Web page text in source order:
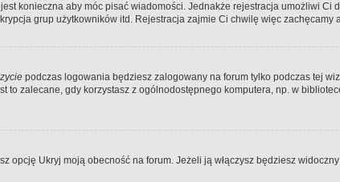
konieczna aby móc pisać wiadomości. Jednakże rejestracja umożliwi
grup użytkowników itd. Rejestracja zajmie Ci chwilę więc zachęcamy
podczas logowania będziesz zalogowany na forum tylko podczas tej
to zalecane, gdy korzystasz z ogólnodostępnego komputera, np. w
opcję Ukryj moją obecność na forum. Jeżeli ją włączysz będziesz